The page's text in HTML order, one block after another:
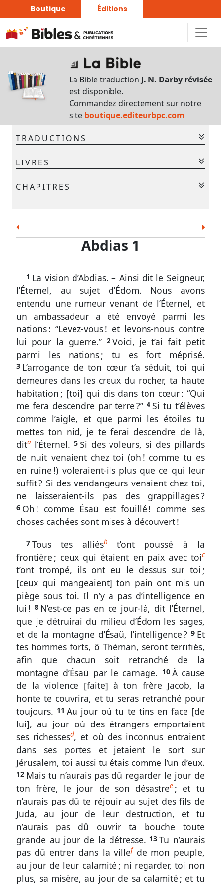
Boutique Éditions
La Bible traduction J. N. Darby révisée
est disponible.
Commandez directement sur notre
site boutique.editeurbpc.com
TRADUCTIONS
La Bible - Traduction J. N. Darby
LIVRES
Ancien Testament
Lam. Ézé.
Soph.
Agg. Zach. Mal.
Nouveau Testament
2 Cor.
Gal. Éph. Phil. Col. 1 Thes.
2 Thes.
1 Tim.
2 Tim. Tite Phm. Héb. Jac.
1 Pi.
2 Pi.
1 Jean 2 Jean 3 Jean Jude Apoc.
CHAPITRES
Abdias 1
1 La vision d’Abdias. – Ainsi dit le Seigneur,
l’Éternel, au sujet d’Édom. Nous avons
entendu une rumeur venant de l’Éternel, et
un ambassadeur a été envoyé parmi les
nations : “Levez-vous ! et levons-nous contre
lui pour la guerre.” 2 Voici, je t’ai fait petit
parmi les nations ; tu es fort méprisé.
3 L’arrogance de ton cœur t’a séduit, toi qui
demeures dans les creux du rocher, ta haute
habitation ; [toi] qui dis dans ton cœur : “Qui
me fera descendre par terre ?”4 Si tu t’élèves
comme l’aigle, et que parmi les étoiles tu
mettes ton nid, je te ferai descendre de là,
dital’Éternel. 5 Si des voleurs, si des pillards
de nuit venaient chez toi (oh ! comme tu es
en ruine !) voleraient-ils plus que ce qui leur
suffit ? Si des vendangeurs venaient chez toi,
ne laisseraient-ils pas des grappillages ?
6 Oh ! comme Ésaü est fouillé ! comme ses
choses cachées sont mises à découvert !
7 Tous tes alliésb
t’ont poussé à la
frontière ; ceux qui étaient en paix avec toic
t’ont trompé, ils ont eu le dessus sur toi ;
[ceux qui mangeaient] ton pain ont mis un
piège sous toi. Il n’y a pas d’intelligence en
lui !8 N’est-ce pas en ce jour-là, dit l’Éternel,
que je détruirai du milieu d’Édom les sages,
et de la montagne d’Ésaü, l’intelligence ? 9 Et
tes hommes forts, ô Théman, seront terrifiés,
afin que chacun soit retranché de la
montagne d’Ésaü par le carnage. 10 À cause
de la violence [faite] à ton frère Jacob, la
honte te couvrira, et tu seras retranché pour
toujours. 11 Au jour où tu te tins en face [de
lui], au jour où des étrangers emportaient
ses richessesd, et où des inconnus entraient
dans ses portes et jetaient le sort sur
Jérusalem, toi aussi tu étais comme l’un d’eux.
12 Mais tu n’aurais pas dû regarder le jour de
ton frère, le jour de son désastree ; et tu
n’aurais pas dû te réjouir au sujet des fils de
Juda, au jour de leur destruction, et tu
n’aurais pas dû ouvrir ta bouche toute
grande au jour de la détresse. 13 Tu n’aurais
pas dû entrer dans la villefde mon peuple,
au jour de leur calamité ; ni regarder, toi non
plus, sa misère, au jour de sa calamité ; et tu
ce
chapitre
Interlinéaire
Français-
hébreu
bibliques
les
Écritures
11
de
la
destruction
d’Édom
–
Son
orgueil
Abdias
12
à
21
Gravité
de
se
réjouir
qui
arrive
aux
autres
Sondez
les
Écritures
Abdias
v.
1
à
14
destruction
d’Édom
et
sa
cause
Abdias
v.
15
à
21